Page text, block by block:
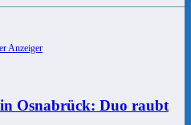
Anzeiger
Osnabrück: Duo raubt